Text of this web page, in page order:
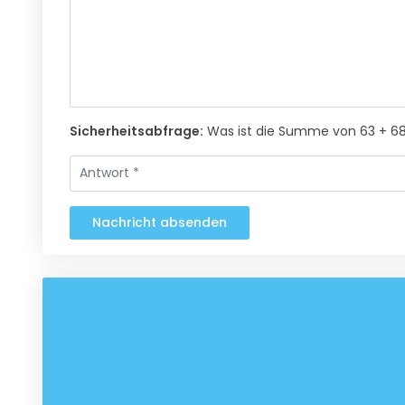
Sicherheitsabfrage: Was ist die Summe von 63 +
Nachricht absenden